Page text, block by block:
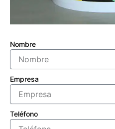
Nombre
Empresa
Teléfono